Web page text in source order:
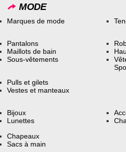
MODE
Marques de mode
Pantalons
Maillots de bain
Sous-vêtements
Pulls et gilets
Vestes et manteaux
Bijoux
Lunettes
Chapeaux
Sacs à main